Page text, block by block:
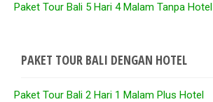
Paket Tour Bali 5 Hari 4 Malam Tanpa Hotel
PAKET TOUR BALI DENGAN HOTEL
Paket Tour Bali 2 Hari 1 Malam Plus Hotel